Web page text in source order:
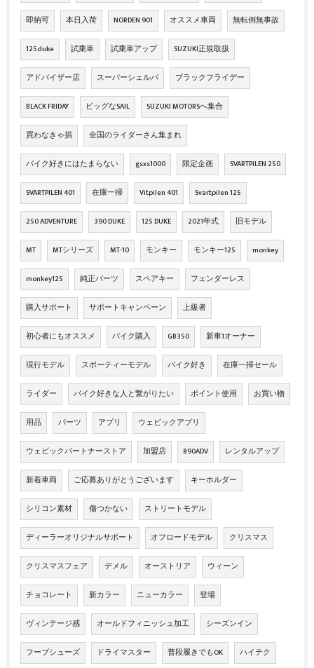
即納可 本日入荷 NORDEN 901 オススメ車両 無転倒無事故
125duke 試乗車 試乗車アップ SUZUKI正規取扱
アドバイザー店 スーパーシェルパ ブラックフライデー
BLACK FRIDAY ビッグなSAIL SUZUKI MOTORSへ集合
買わなきゃ損 全国のライダーさん集まれ
バイク好きにはたまらない gsxs1000 限定企画 SVARTPILEN 250
SVARTPILEN 401 在庫一掃 Vitpilen 401 Svartpilen 125
250 ADVENTURE 390 DUKE 125 DUKE 2021年式 旧モデル
MT MTシリーズ MT-10 モンキー モンキー125 monkey
monkey125 純正パーツ スペアキー フェンダーレス
購入サポート サポートキャンペーン 上級者
初心者にもオススメ バイク購入 GB350 新車1オーナー
現行モデル スポーティーモデル バイク好き 在庫一掃セール
ライダー バイク好きな人と繋がりたい ポイント使用 お買い物
用品 パーツ アプリ ウェビックアプリ
ウェビックパートナーストア 加盟店 890ADV レンタルアップ
新着車両 ご応募ありがとうございます キーホルダー
シリコン素材 傷つかない ストリートモデル
ディーラーオリジナルサポート オフロードモデル クリスマス
クリスマスフェア デメル オーストリア ウィーン
チョコレート 新カラー ニューカラー 登場
ヴィンテージ感 オールドフィニッシュ加工 シーズンイン
フープシューズ ドライマスター 普段履きでもOK ハイテク